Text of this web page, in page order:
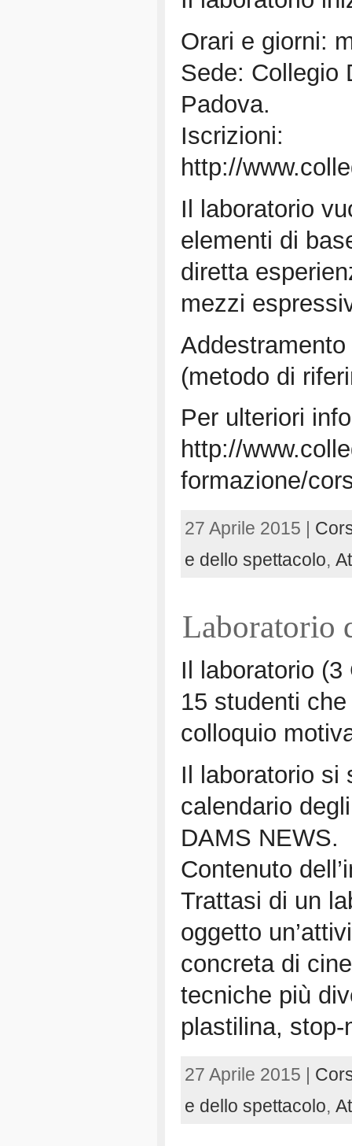
Orari e giorni:
Sede: Collegio
Padova.
Iscrizioni:
http://
Il laboratorio
elementi di
diretta
mezzi
(metodo di
Per ulteriori
http://
formazione/
27 Aprile 2015 |
e dello spettacolo,
Laboratorio
Il laboratorio
15 studenti
colloquio
Il laboratorio si
calendario
DAMS NEWS.
Contenuto
Trattasi di un
oggetto
concreta di
tecniche più
plastilina,
27 Aprile 2015 |
e dello spettacolo,